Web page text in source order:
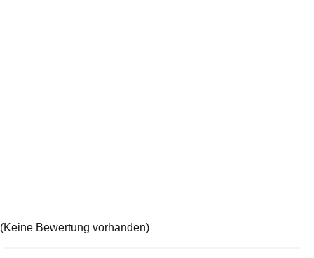
(Keine Bewertung vorhanden)